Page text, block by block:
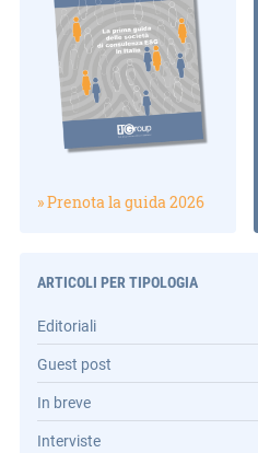
» Prenota la guida 2026
ARTICOLI PER TIPOLOGIA
Editoriali
Guest post
In breve
Interviste